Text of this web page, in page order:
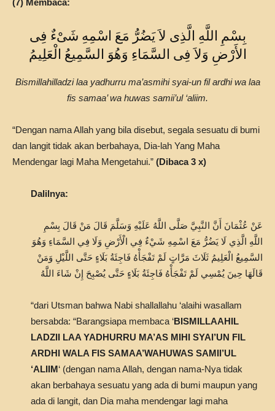
(7) Membaca:
بِسْمِ اللَّهِ الَّذِى لاَ يَضُرُّ مَعَ اسْمِهِ شَىْءٌ فِى
الأَرْضِ وَلاَ فِى السَّمَاءِ وَهُوَ السَّمِيعُ الْعَلِيمُ
Bismillahilladzi laa yadhurru ma’asmihi syai-un fil ardhi wa laa
fis samaa’ wa huwas samii’ul ‘aliim.
“Dengan nama Allah yang bila disebut, segala sesuatu di bumi
dan langit tidak akan berbahaya, Dia-lah Yang Maha
Mendengar lagi Maha Mengetahui.” (Dibaca 3 x)
Dalilnya:
عَنْ عُثْمَانَ أَنَّ النَّبِيَّ صَلَّى اللَّهُ عَلَيْهِ وَسَلَّمَ قَالَ مَنْ قَالَ بِسْمِ
اللَّهِ الَّذِي لَا يَضُرُّ مَعَ اسْمِهِ شَيْءٌ فِي الْأَرْضِ وَلَا فِي السَّمَاءِ وَهُوَ
السَّمِيعُ الْعَلِيمُ ثَلَاثَ مَرَّاتٍ لَمْ تَفْجَأْهُ فَاجِئَةُ بَلَاءٍ حَتَّى اللَّيْلِ وَمَنْ
قَالَهَا حِينَ يُمْسِي لَمْ تَفْجَأْهُ فَاجِئَةُ بَلَاءٍ حَتَّى يُصْبِحَ إِنْ شَاءَ اللَّهُ
“dari Utsman bahwa Nabi shallallahu ‘alaihi wasallam
bersabda: “Barangsiapa membaca ‘BISMILLAAHIL
LADZII LAA YADHURRU MA’AS MIHI SYAI’UN FIL
ARDHI WALA FIS SAMAA’WAHUWAS SAMII’UL
‘ALIIM‘ (dengan nama Allah, dengan nama-Nya tidak
akan berbahaya sesuatu yang ada di bumi maupun yang
ada di langit, dan Dia maha mendengar lagi maha